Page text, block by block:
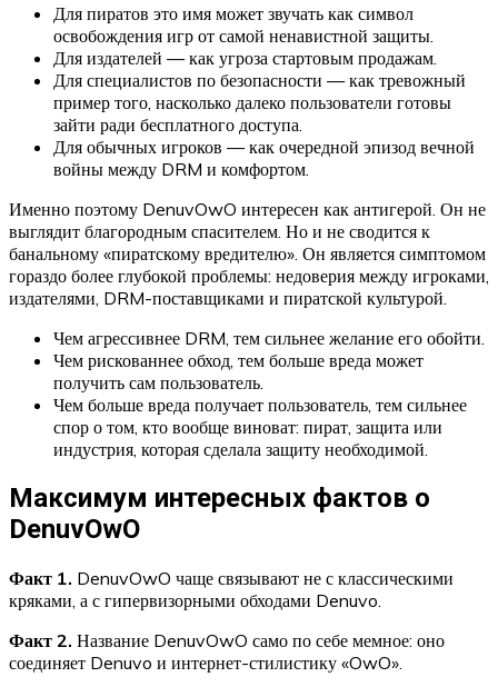
Для пиратов это имя может звучать как символ
освобождения игр от самой ненавистной защиты.
Для издателей — как угроза стартовым продажам.
Для специалистов по безопасности — как тревожный
пример того, насколько далеко пользователи готовы
зайти ради бесплатного доступа.
Для обычных игроков — как очередной эпизод вечной
войны между DRM и комфортом.
Именно поэтому DenuvOwO интересен как антигерой. Он не
выглядит благородным спасителем. Но и не сводится к
банальному «пиратскому вредителю». Он является симптомом
гораздо более глубокой проблемы: недоверия между игроками,
издателями, DRM-поставщиками и пиратской культурой.
Чем агрессивнее DRM, тем сильнее желание его обойти.
Чем рискованнее обход, тем больше вреда может
получить сам пользователь.
Чем больше вреда получает пользователь, тем сильнее
спор о том, кто вообще виноват: пират, защита или
индустрия, которая сделала защиту необходимой.
Максимум интересных фактов о
DenuvOwO
Факт 1. DenuvOwO чаще связывают не с классическими
кряками, а с гипервизорными обходами Denuvo.
Факт 2. Название DenuvOwO само по себе мемное: оно
соединяет Denuvo и интернет-стилистику «OwO».